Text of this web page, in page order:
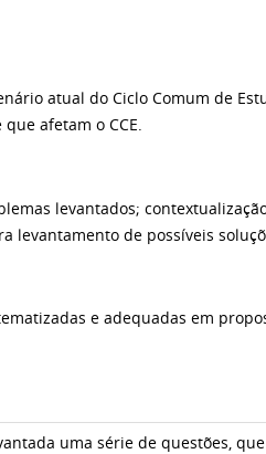
atual do Ciclo Comum de
afetam o CCE.
levantados;
levantamento de possíveis
e adequadas em
uma série de questões,